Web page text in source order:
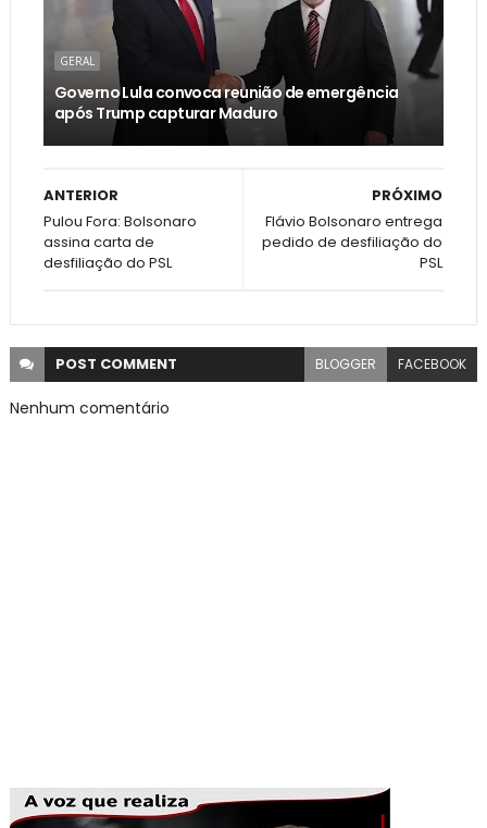
GERAL
Governo Lula convoca reunião de emergência
após Trump capturar Maduro
PRÓXIMO
Flávio Bolsonaro entrega
pedido de desfiliação do
PSL
ANTERIOR
Pulou Fora: Bolsonaro
assina carta de
desfiliação do PSL
POST COMMENT BLOGGER FACEBOOK
Nenhum comentário